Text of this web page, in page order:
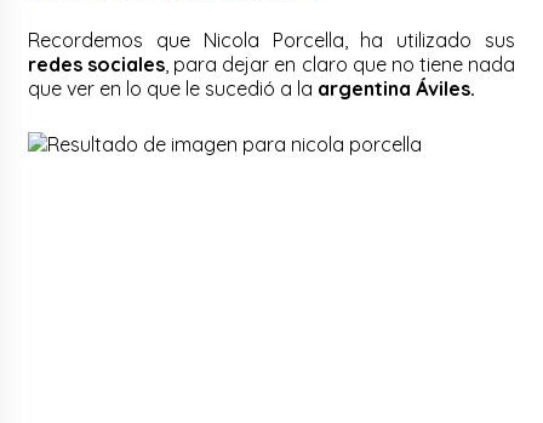
Recordemos que Nicola Porcella, ha utilizado sus
redes sociales , para dejar en claro que no tiene nada
que ver en lo que le sucedió a la argentina Áviles.